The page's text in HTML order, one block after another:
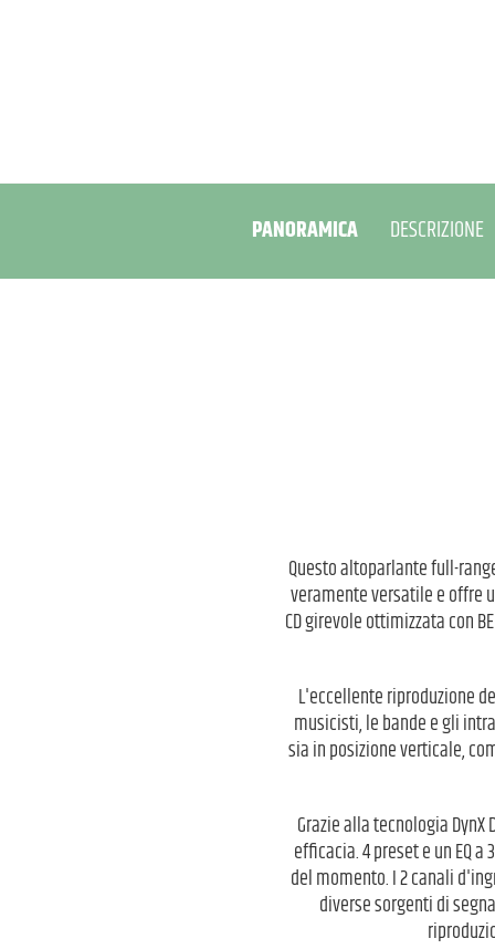
PANORAMICA DESCRIZIONE
Questo altoparlante full-
veramente versatile e offre
CD girevole ottimizzata con
L'eccellente riproduzione
musicisti, le bande e gli
sia in posizione verticale,
Grazie alla tecnologia
efficacia. 4 preset e un EQ
del momento. I 2 canali
diverse sorgenti di